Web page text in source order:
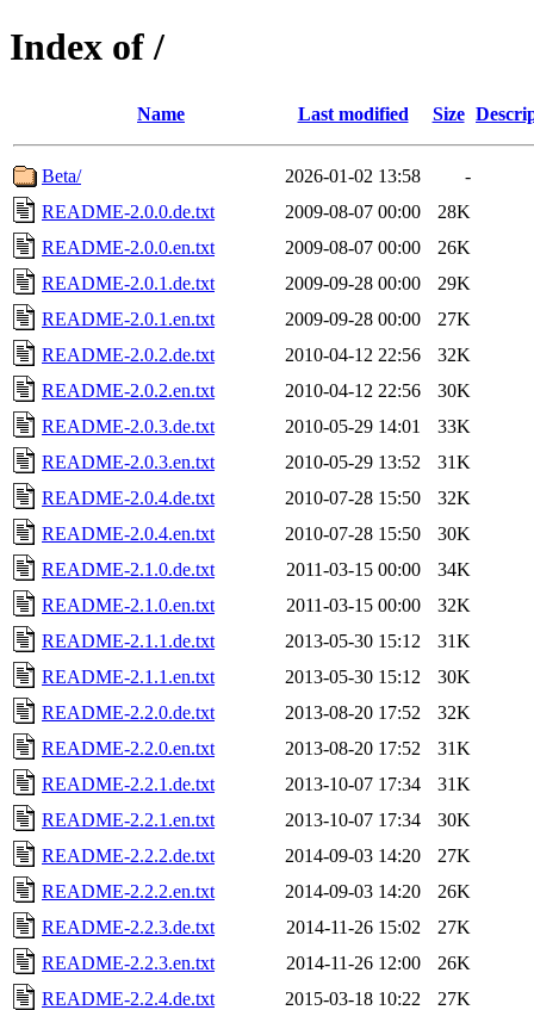
Index of /
Name Last modified Size
Beta/ 2026-01-02 13:58
-
README-2.0.0.de.txt
2009-08-07 00:00
28K
README-2.0.0.en.txt
2009-08-07 00:00
26K
README-2.0.1.de.txt
2009-09-28 00:00
29K
README-2.0.1.en.txt
2009-09-28 00:00
27K
README-2.0.2.de.txt
2010-04-12 22:56
32K
README-2.0.2.en.txt
2010-04-12 22:56
30K
README-2.0.3.de.txt
2010-05-29 14:01
33K
README-2.0.3.en.txt
2010-05-29 13:52
31K
README-2.0.4.de.txt
2010-07-28 15:50
32K
README-2.0.4.en.txt
2010-07-28 15:50
30K
README-2.1.0.de.txt
2011-03-15 00:00
34K
README-2.1.0.en.txt
2011-03-15 00:00
32K
README-2.1.1.de.txt
2013-05-30 15:12
31K
README-2.1.1.en.txt
2013-05-30 15:12
30K
README-2.2.0.de.txt
2013-08-20 17:52
32K
README-2.2.0.en.txt
2013-08-20 17:52
31K
README-2.2.1.de.txt
2013-10-07 17:34
31K
README-2.2.1.en.txt
2013-10-07 17:34
30K
README-2.2.2.de.txt
2014-09-03 14:20
27K
README-2.2.2.en.txt
2014-09-03 14:20
26K
README-2.2.3.de.txt
2014-11-26 15:02
27K
README-2.2.3.en.txt
2014-11-26 12:00
26K
README-2.2.4.de.txt
2015-03-18 10:22
27K